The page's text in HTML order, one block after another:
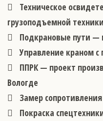
Техническое
грузоподъемной
Подкрановые пути —
Управление краном
ППРК — проект
Вологде
Замер
Покраска